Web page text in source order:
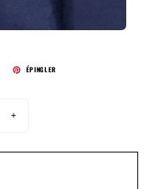
ÉPINGLER
+